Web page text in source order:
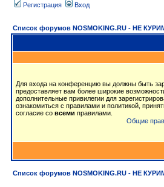
Регистрация
Вход
Список форумов NOSMOKING.RU - НЕ
Для входа на конференцию вы должны быть
предоставляет вам более широкие
дополнительные привилегии для
ознакомиться с правилами и политикой,
согласие со всеми правилами.
Общие
Список форумов NOSMOKING.RU - НЕ